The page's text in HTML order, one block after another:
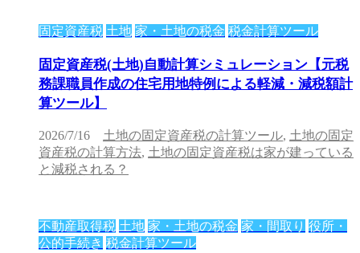
固定資産税 土地 家・土地の税金 税金計算ツール
固定資産税(土地)自動計算シミュレーション【元税
務課職員作成の住宅用地特例による軽減・減税額計
算ツール】
2026/7/16 土地の固定資産税の計算ツール, 土地の固定
資産税の計算方法, 土地の固定資産税は家が建っている
と減税される？
不動産取得税 土地 家・土地の税金 家・間取り 役所・
公的手続き 税金計算ツール